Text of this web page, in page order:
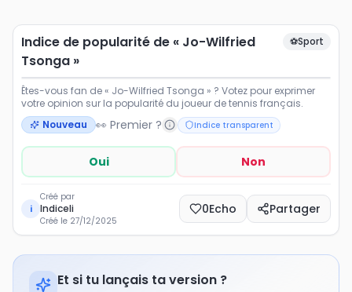
Indice de popularité de « Jo-Wilfried Tsonga »
Êtes-vous fan de « Jo-Wilfried Tsonga » ? Votez pour
Indice de popularité de « Jo-Wilfried
Tsonga »
⚽Sport
Êtes-vous fan de « Jo-Wilfried Tsonga » ? Votez pour exprimer
votre opinion sur la popularité du joueur de tennis français.
Nouveau
👀 Premier ? Indice transparent
Oui Non
i
Créé par
Indiceli
Créé le 27/12/2025
0Echo Partager
Et si tu lançais ta version ?